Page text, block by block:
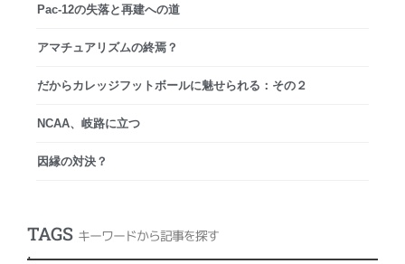
Pac-12の失落と再建への道
アマチュアリズムの終焉？
だからカレッジフットボールに魅せられる：その２
NCAA、岐路に立つ
因縁の対決？
TAGS キーワードから記事を探す
.